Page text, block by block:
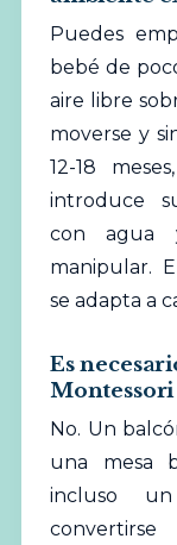
Puedes
bebé de
aire libre
moverse y
12-18
introduce
con agua
manipular.
se adapta a
Es
No. Un
una mesa
incluso